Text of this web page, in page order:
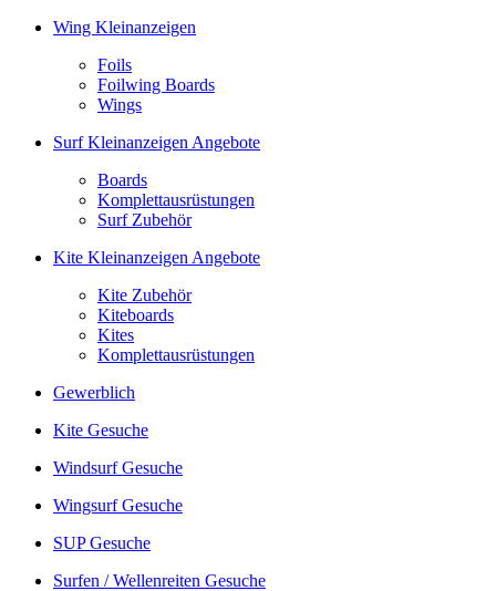
Wing Kleinanzeigen
Foils
Foilwing Boards
Wings
Surf Kleinanzeigen Angebote
Boards
Komplettausrüstungen
Surf Zubehör
Kite Kleinanzeigen Angebote
Kite Zubehör
Kiteboards
Kites
Komplettausrüstungen
Gewerblich
Kite Gesuche
Windsurf Gesuche
Wingsurf Gesuche
SUP Gesuche
Surfen / Wellenreiten Gesuche